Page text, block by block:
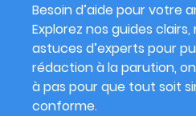
Besoin d’aide pour votre
Explorez nos guides
astuces d’experts pour
rédaction à la parution,
à pas pour que tout soit
conforme.